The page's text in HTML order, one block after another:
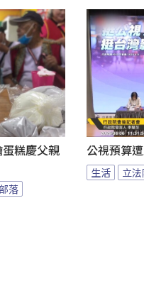
糕慶父親
落
公視預算
生活 立